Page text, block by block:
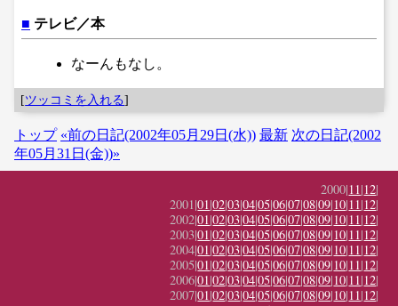
■ テレビ／本
なーんもなし。
[ツッコミを入れる]
トップ «前の日記(2002年05月29日(水)) 最新 次の日記(2002
年05月31日(金))»
2000|11|12|
2001|01|02|03|04|05|06|07|08|09|10|11|12|
2002|01|02|03|04|05|06|07|08|09|10|11|12|
2003|01|02|03|04|05|06|07|08|09|10|11|12|
2004|01|02|03|04|05|06|07|08|09|10|11|12|
2005|01|02|03|04|05|06|07|08|09|10|11|12|
2006|01|02|03|04|05|06|07|08|09|10|11|12|
2007|01|02|03|04|05|06|07|08|09|10|11|12|